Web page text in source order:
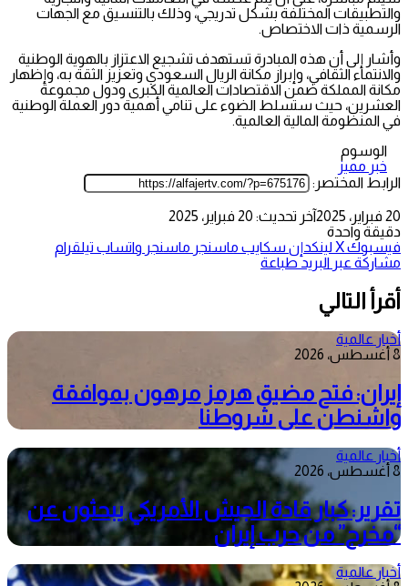
والتطبيقات المختلفة بشكل تدريجي، وذلك بالتنسيق مع الجهات
الرسمية ذات الاختصاص.
وأشار إلى أن هذه المبادرة تستهدف تشجيع الاعتزاز بالهوية الوطنية
والانتماء الثقافي، وإبراز مكانة الريال السعودي وتعزيز الثقة به، وإظهار
مكانة المملكة ضمن الاقتصادات العالمية الكبرى ودول مجموعة
العشرين، حيث ستسلط الضوء على تنامي أهمية دور العملة الوطنية
في المنظومة المالية العالمية.
الوسوم
خبر مميز
الرابط المختصر:
20 فبراير، 2025
آخر تحديث: 20 فبراير، 2025
دقيقة واحدة
فيسبوك‫Xلينكدإن سكايب ماسنجر ماسنجر واتساب تيلقرام
مشاركة عبر البريد طباعة
أقرأ التالي
أخبار عالمية
8 أغسطس، 2026
إيران: فتح مضيق هرمز مرهون بموافقة
واشنطن على شروطنا
أخبار عالمية
8 أغسطس، 2026
تقرير: كبار قادة الجيش الأمريكي يبحثون عن
“مخرج” من حرب إيران
أخبار عالمية